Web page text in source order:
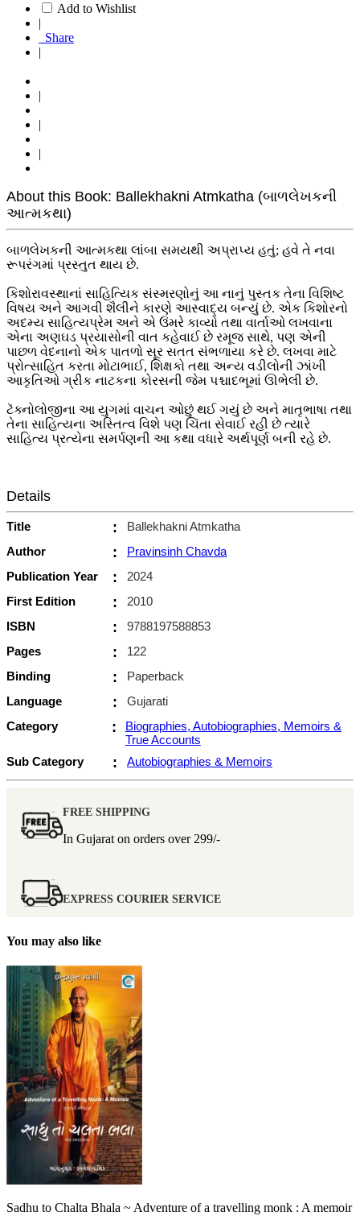
Add to Wishlist
|
Share
|
|
|
|
About this Book: Ballekhakni Atmkatha (બાળલેખકની
આત્મકથા)
બાળલેખકની આત્મકથા લાંબા સમયથી અપ્રાપ્ય હતું; હવે તે નવા
રૂપરંગમાં પ્રસ્તુત થાય છે.
કિશોરાવસ્થાનાં સાહિત્યિક સંસ્મરણોનું આ નાનું પુસ્તક તેના વિશિષ્ટ
વિષય અને આગવી શૈલીને કારણે આસ્વાદ્ય બન્યું છે. એક કિશોરનો
અદમ્ય સાહિત્યપ્રેમ અને એ ઉંમરે કાવ્યો તથા વાર્તાઓ લખવાના
એના અણઘડ પ્રયાસોની વાત કહેવાઈ છે રમૂજ સાથે, પણ એની
પાછળ વેદનાનો એક પાતળો સૂર સતત સંભળાયા કરે છે. લખવા માટે
પ્રોત્સાહિત કરતા મોટાભાઈ, શિક્ષકો તથા અન્ય વડીલોની ઝાંખી
આકૃતિઓ ગ્રીક નાટકના કોરસની જેમ પશ્ચાદભૂમાં ઊભેલી છે.
ટૅક્નોલોજીના આ યુગમાં વાચન ઓછું થઈ ગયું છે અને માતૃભાષા તથા
તેના સાહિત્યના અસ્તિત્વ વિશે પણ ચિંતા સેવાઈ રહી છે ત્યારે
સાહિત્ય પ્રત્યેના સમર્પણની આ કથા વધારે અર્થપૂર્ણ બની રહે છે.
Details
Title :
Ballekhakni Atmkatha
Author
:
Pravinsinh Chavda
Publication Year
:
2024
First Edition
:
2010
ISBN
:
9788197588853
Pages
:
122
Binding
:
Paperback
Language
:
Gujarati
Category
:
Biographies, Autobiographies, Memoirs &
True Accounts
Sub Category
: Autobiographies & Memoirs
FREE SHIPPING
In Gujarat on orders over 299/-
EXPRESS COURIER SERVICE
You may also like
Sadhu to Chalta Bhala ~ Adventure of a travelling monk : A memoir